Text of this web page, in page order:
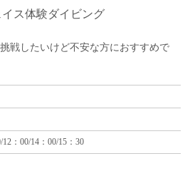
ス体験ダイビング
戦したいけど不安な方におすすめで
12：00/14：00/15：30